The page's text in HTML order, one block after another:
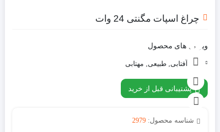
چراغ اسپات مگنتی 24 وات
ویژگی های محصول
رنگ: آفتابی, طبیعی, مهتابی
پشتیبانی قبل از خرید
شناسه محصول: 2979